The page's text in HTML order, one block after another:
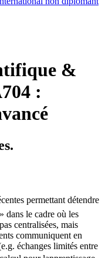
&
:
permettant détendre
dans le cadre où les
centralisées, mais
communiquent en
échanges limités entre